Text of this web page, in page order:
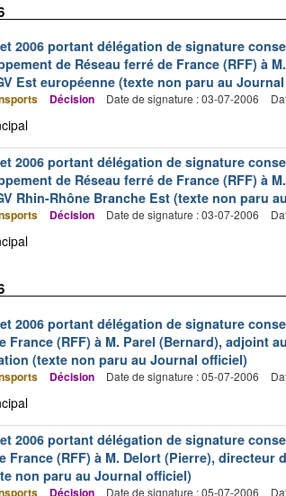
2006 portant délégation de signature
de Réseau ferré de France (RFF) à
Est européenne (texte non paru au
Décision Date de signature : 03-07-2006
2006 portant délégation de signature
de Réseau ferré de France (RFF) à
Rhin-Rhône Branche Est (texte non paru
Décision Date de signature : 03-07-2006
2006 portant délégation de signature
France (RFF) à M. Parel (Bernard), adjoint
(texte non paru au Journal officiel)
Décision Date de signature : 05-07-2006
2006 portant délégation de signature
France (RFF) à M. Delort (Pierre), directeur
non paru au Journal officiel)
Décision Date de signature : 05-07-2006